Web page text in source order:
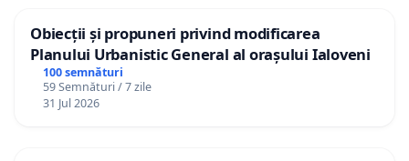
Obiecții și propuneri privind modificarea
Planului Urbanistic General al orașului Ialoveni
100 semnături
59 Semnături / 7 zile
31 Jul 2026